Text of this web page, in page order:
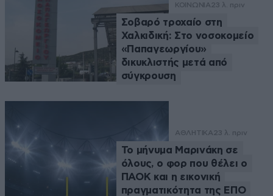
ΚΟΙΝΩΝΙΑ23 λ. πριν
Σοβαρό τροχαίο στη
Χαλκιδική: Στο νοσοκομείο
«Παπαγεωργίου»
δικυκλιστής μετά από
σύγκρουση
ΑΘΛΗΤΙΚΑ23 λ. πριν
Το μήνυμα Μαρινάκη σε
όλους, ο φορ που θέλει ο
ΠΑΟΚ και η εικονική
πραγματικότητα της ΕΠΟ